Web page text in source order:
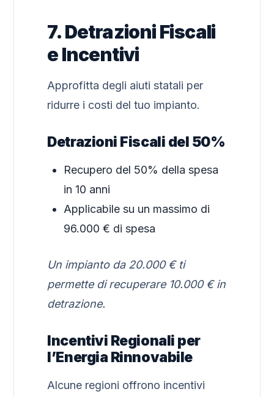
7. Detrazioni Fiscali
e Incentivi
Approfitta degli aiuti statali per
ridurre i costi del tuo impianto.
Detrazioni Fiscali del 50%
Recupero del 50% della spesa
in 10 anni
Applicabile su un massimo di
96.000 € di spesa
Un impianto da 20.000 € ti
permette di recuperare 10.000 € in
detrazione.
Incentivi Regionali per
l’Energia Rinnovabile
Alcune regioni offrono incentivi